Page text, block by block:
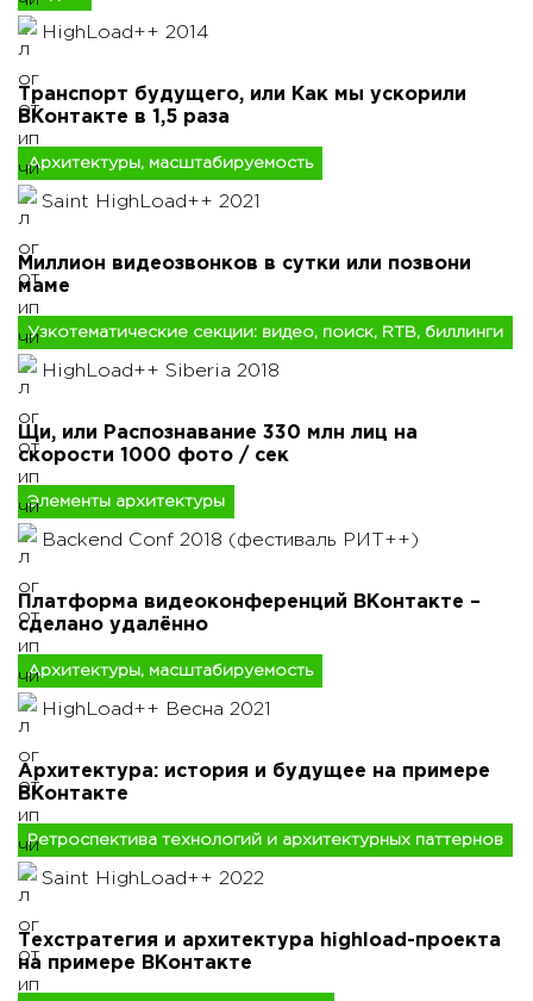
HighLoad++ 2014
Транспорт будущего, или Как мы ускорили
ВКонтакте в 1,5 раза
Архитектуры, масштабируемость
Saint HighLoad++ 2021
Миллион видеозвонков в сутки или позвони
маме
Узкотематические секции: видео, поиск, RTB, биллинги
HighLoad++ Siberia 2018
Щи, или Распознавание 330 млн лиц на
скорости 1000 фото / сек
Элементы архитектуры
Backend Conf 2018 (фестиваль РИТ++)
Платформа видеоконференций ВКонтакте –
сделано удалённо
Архитектуры, масштабируемость
HighLoad++ Весна 2021
Архитектура: история и будущее на примере
ВКонтакте
Ретроспектива технологий и архитектурных паттернов
Saint HighLoad++ 2022
Техстратегия и архитектура highload-проекта
на примере ВКонтакте